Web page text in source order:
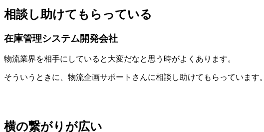
相談し助けてもらっている
在庫管理システム開発会社
物流業界を相手にしていると大変だなと思う時がよくあります。
そういうときに、物流企画サポートさんに相談し助けてもらっています。
横の繋がりが広い